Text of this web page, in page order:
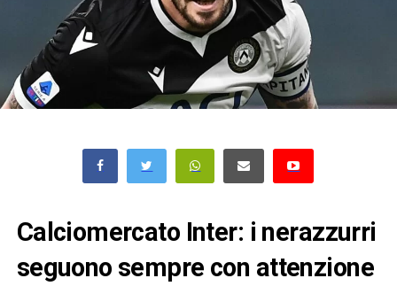
Calciomercato Inter: i nerazzurri
seguono sempre con attenzione